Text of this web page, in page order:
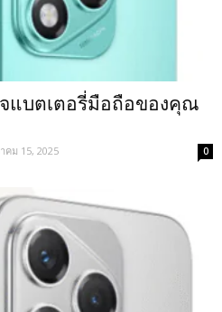
แบตเตอรี่มือถือของคุณ
คม 15, 2025 0